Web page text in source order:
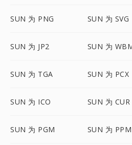
SUN 为 PNG SUN 为 SVG
SUN 为 JP2 SUN 为
SUN 为 TGA SUN 为 PCX
SUN 为 ICO SUN 为 CUR
SUN 为 PGM SUN 为 PPM